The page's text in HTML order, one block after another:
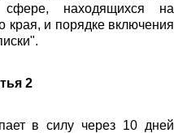
находящихся на
края, и порядке включения
2
в силу через 10 дней